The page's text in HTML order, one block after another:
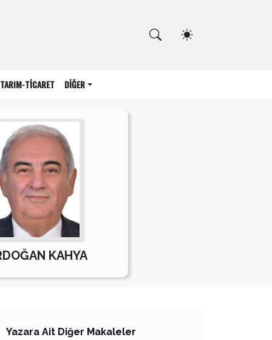
TARIM-TİCARET DİĞER
KAHYA
Yazara Ait Diğer Makaleler